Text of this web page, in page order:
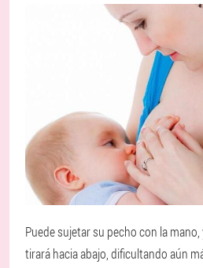
Puede sujetar su pecho con la
tirará hacia abajo, dificultando aún